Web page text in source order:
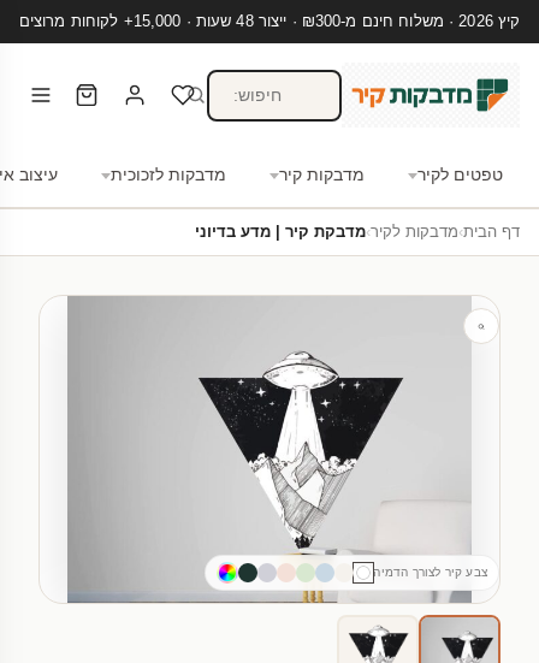
קיץ 2026 · משלוח חינם מ-₪300 · ייצור 48 שעות · 15,000+ לקוחות מרוצים
טפטים לקיר מדבקות קיר מדבקות לזכוכית עיצוב
דף הבית›מדבקות לקיר›מדבקת קיר | מדע בדיוני
צבע קיר לצורך הדמיה